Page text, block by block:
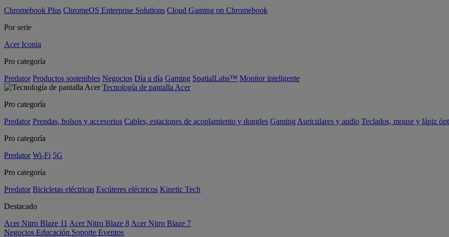
Chromebook Plus ChromeOS Enterprise Solutions Cloud Gaming on Chromebook
Por serie
Acer Iconia
Pro categoría
Predator Productos sostenibles Negocios Día a día Gaming SpatialLabs™ Monitor inteligente
Tecnología de pantalla Acer
Pro categoría
Predator Prendas, bolsos y accesorios Cables, estaciones de acoplamiento y dongles Gaming Auriculares y audio Teclados, mouse y lápiz
Pro categoría
Predator Wi-Fi 5G
Pro categoría
Predator Bicicletas eléctricas Escúteres eléctricos Kinetic Tech
Destacado
Acer Nitro Blaze 11 Acer Nitro Blaze 8 Acer Nitro Blaze 7
Negocios Educación Soporte Eventos